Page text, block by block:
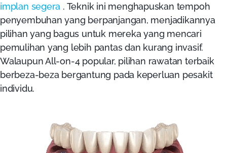
implan segera . Teknik ini menghapuskan tempoh
penyembuhan yang berpanjangan, menjadikannya
pilihan yang bagus untuk mereka yang mencari
pemulihan yang lebih pantas dan kurang invasif.
Walaupun All-on-4 popular, pilihan rawatan terbaik
berbeza-beza bergantung pada keperluan pesakit
individu.